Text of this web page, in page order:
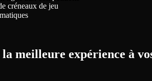
créneaux de jeu
meilleure expérience à